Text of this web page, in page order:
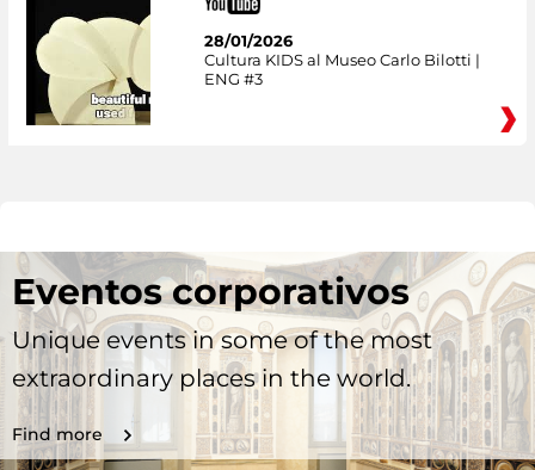
28/01/2026
Cultura KIDS al Museo Carlo Bilotti |
ENG #3
Eventos corporativos
Unique events in some of the most
extraordinary places in the world.
Find more